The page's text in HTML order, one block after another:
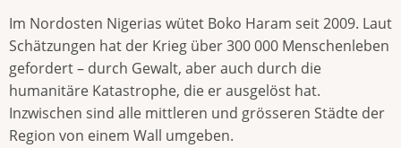
Im Nordosten Nigerias wütet Boko Haram seit 2009. Laut
Schätzungen hat der Krieg über 300 000 Menschenleben
gefordert – durch Gewalt, aber auch durch die
humanitäre Katastrophe, die er ausgelöst hat.
Inzwischen sind alle mittleren und grösseren Städte der
Region von einem Wall umgeben.